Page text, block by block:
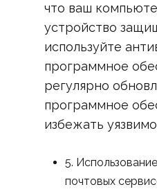
что ваш
устройство
используйте
программное
регулярно
программное
избежать
5.
почтовых